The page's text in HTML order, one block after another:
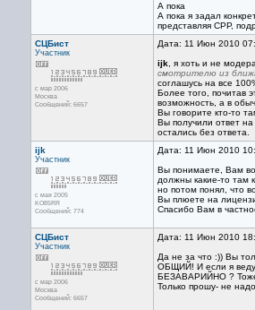
А пока
А пока я задал
представляя СРР,
СЦБист
Участник
с мар 2006
Москва
Сообщений: 6657
Дата: 11 Июн 2010
ijk , я хоть и не
смотрителю из
соглашусь на все
Более того, почитав
возможность, а в
Вы говорите кто-то
Вы получили ответ
остались без ответа.
ijk
Участник
с мая 2005
KO85RR
Сообщений: 774
Дата: 11 Июн 2010
Вы понимаете, Вам
должны какие-то там
но потом понял, что
Вы плюете на
Спасибо Вам в
СЦБист
Участник
с мар 2006
Москва
Сообщений: 6657
Дата: 11 Июн 2010
Да не за что :)) Вы
ОБЩИЙ! И если я веду
БЕЗАВАРИЙНО ?
Только прошу- не